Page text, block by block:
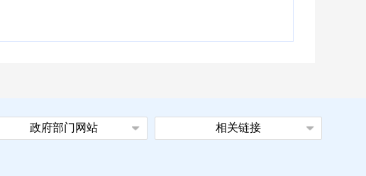
政府部门网站 相关链接